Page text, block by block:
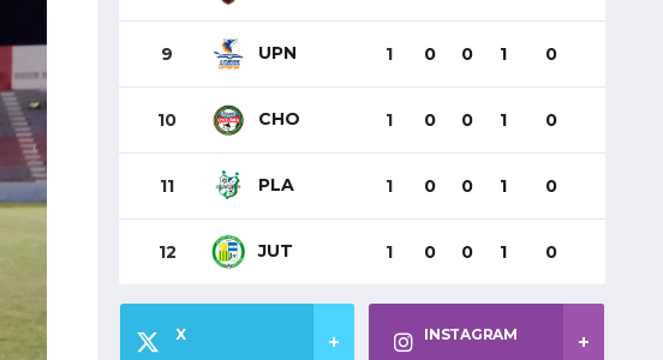
9 UPN 1 0 0 1 0
10 CHO 1 0 0 1 0
11 PLA 1 0 0 1 0
12 JUT 1 0 0 1 0
X INSTAGRAM